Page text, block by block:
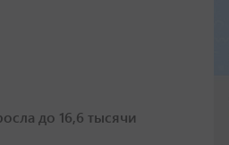
до 16,6 тысячи